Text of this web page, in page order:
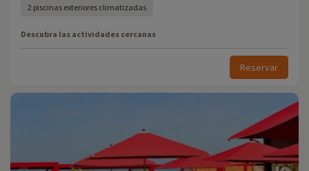
2 piscinas exteriores climatizadas
Descubra las actividades cercanas
Reservar